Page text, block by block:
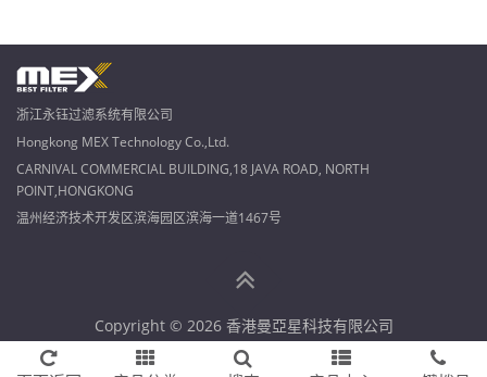
浙江永钰过滤系统有限公司
Hongkong MEX Technology Co.,Ltd.
CARNIVAL COMMERCIAL BUILDING,18 JAVA ROAD, NORTH
POINT,HONGKONG
温州经济技术开发区滨海园区滨海一道1467号
Copyright © 2026 香港曼亞星科技有限公司